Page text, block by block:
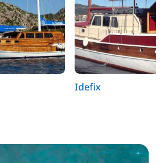
Idefix